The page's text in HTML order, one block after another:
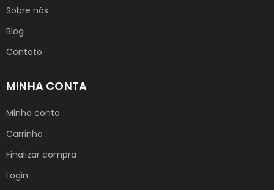
Sobre nós
Blog
Contato
MINHA CONTA
Minha conta
Carrinho
Finalizar compra
Login